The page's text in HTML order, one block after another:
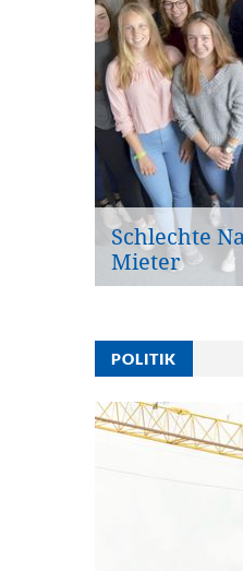
Schlechte
Mieter
POLITIK